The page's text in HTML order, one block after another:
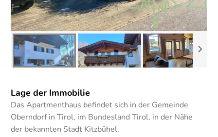
Lage der Immobilie
Das Apartmenthaus befindet sich in der Gemeinde
Oberndorf in Tirol, im Bundesland Tirol, in der Nähe
der bekannten Stadt Kitzbühel.